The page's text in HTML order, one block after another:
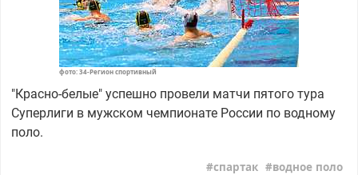
фото: 34-Регион спортивный
"Красно-белые" успешно провели матчи пятого тура
Суперлиги в мужском чемпионате России по водному
поло.
спартак водное поло